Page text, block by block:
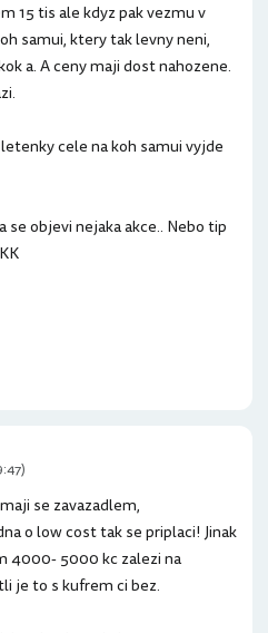
15 tis ale kdyz pak vezmu v
samui, ktery tak levny neni,
a. A ceny maji dost nahozene.
cele na koh samui vyjde
se objevi nejaka akce.. Nebo tip
se zavazadlem,
o low cost tak se priplaci! Jinak
4000- 5000 kc zalezi na
je to s kufrem ci bez.